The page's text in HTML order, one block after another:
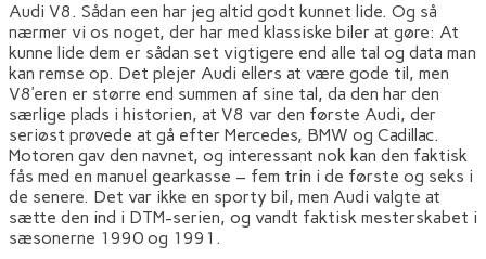
Audi V8. Sådan een har jeg altid godt kunnet lide. Og så
nærmer vi os noget, der har med klassiske biler at gøre: At
kunne lide dem er sådan set vigtigere end alle tal og data man
kan remse op. Det plejer Audi ellers at være gode til, men
V8’eren er større end summen af sine tal, da den har den
særlige plads i historien, at V8 var den første Audi, der
seriøst prøvede at gå efter Mercedes, BMW og Cadillac.
Motoren gav den navnet, og interessant nok kan den faktisk
fås med en manuel gearkasse – fem trin i de første og seks i
de senere. Det var ikke en sporty bil, men Audi valgte at
sætte den ind i DTM-serien, og vandt faktisk mesterskabet i
sæsonerne 1990 og 1991.